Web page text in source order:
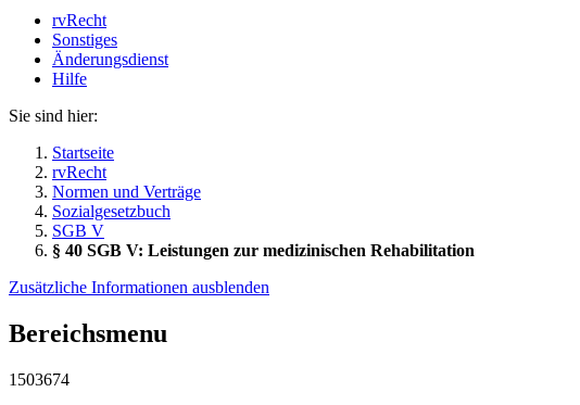
rvRecht
Sonstiges
Änderungsdienst
Hil­fe
Sie sind hier:
Startseite
rvRecht
Normen und Verträge
Sozialgesetzbuch
SGB V
§ 40 SGB V: Leistungen zur medizinischen Rehabilitation
Zusätzliche Informationen ausblenden
Bereichsmenu
1503674